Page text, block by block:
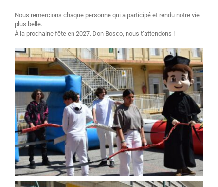
Nous remercions chaque personne qui a participé et rendu notre vie
plus belle.
À la prochaine fête en 2027. Don Bosco, nous t’attendons !